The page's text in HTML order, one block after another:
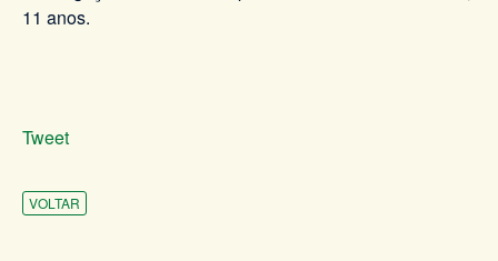
11 anos.
Tweet
VOLTAR